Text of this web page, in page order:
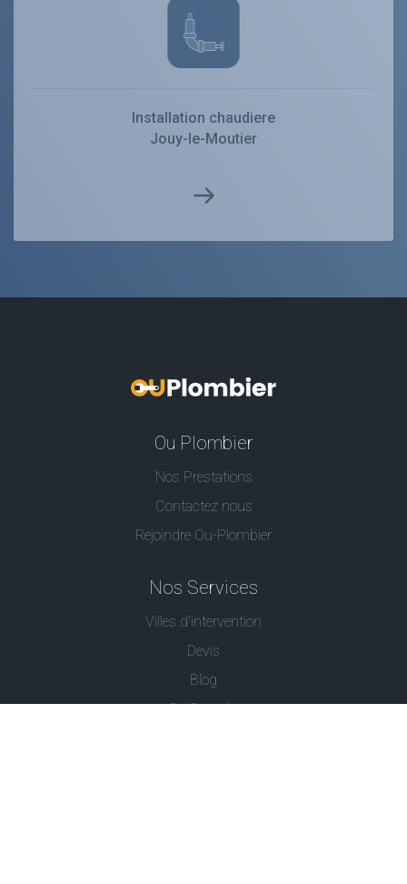
Installation chaudiere
Jouy-le-Moutier
Ou Plombier
Nos Prestations
Contactez nous
Rejoindre Ou-Plombier
Nos Services
Villes d'intervention
Devis
Blog
Ou Serrurier